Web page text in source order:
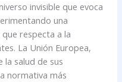
invisible que evoca
una
respecta a la
La Unión Europea,
salud de sus
normativa más